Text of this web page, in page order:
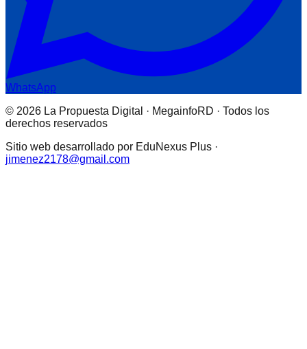
WhatsApp
© 2026 La Propuesta Digital · MegainfoRD · Todos los
derechos reservados
Sitio web desarrollado por EduNexus Plus ·
jimenez2178@gmail.com